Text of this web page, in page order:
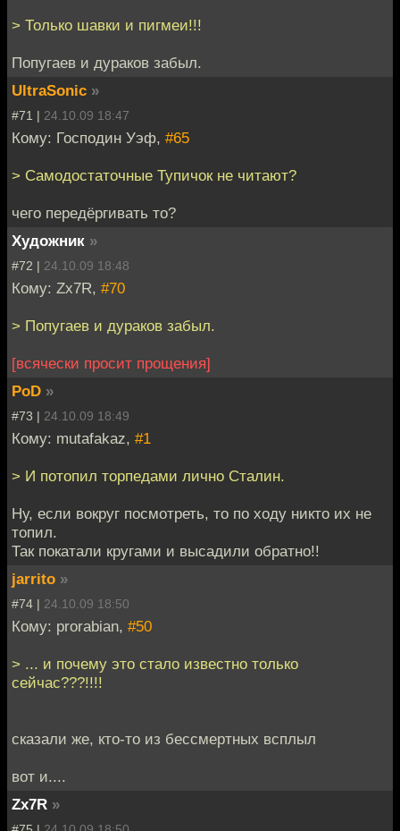
> Только шавки и пигмеи!!!
Попугаев и дураков забыл.
UltraSonic »
#71 | 24.10.09 18:47
Кому: Господин Уэф, #65
> Самодостаточные Тупичок не читают?
чего передёргивать то?
Художник »
#72 | 24.10.09 18:48
Кому: Zx7R, #70
> Попугаев и дураков забыл.
[всячески просит прощения]
PoD »
#73 | 24.10.09 18:49
Кому: mutafakaz, #1
> И потопил торпедами лично Сталин.
Ну, если вокруг посмотреть, то по ходу никто их не
топил.
Так покатали кругами и высадили обратно!!
jarrito »
#74 | 24.10.09 18:50
Кому: prorabian, #50
> ... и почему это стало известно только
сейчас???!!!!
сказали же, кто-то из бессмертных всплыл
вот и....
Zx7R »